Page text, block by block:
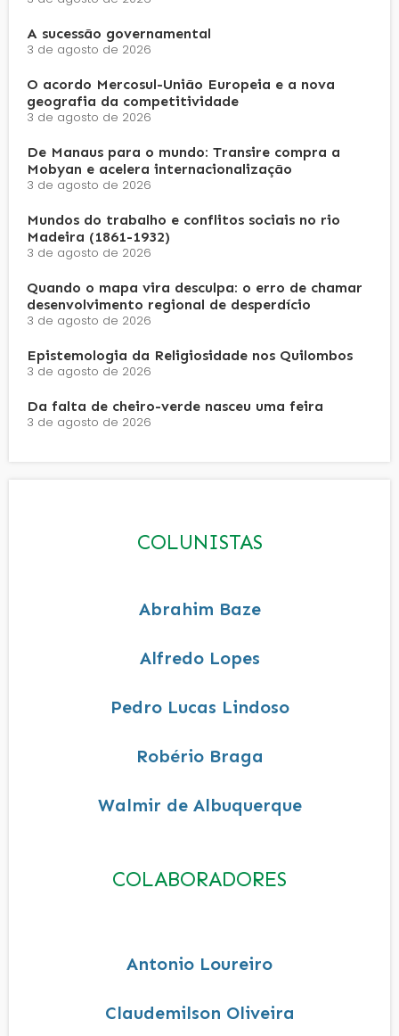
A sucessão governamental
3 de agosto de 2026
O acordo Mercosul-União Europeia e a nova
geografia da competitividade
3 de agosto de 2026
De Manaus para o mundo: Transire compra a
Mobyan e acelera internacionalização
3 de agosto de 2026
Mundos do trabalho e conflitos sociais no rio
Madeira (1861-1932)
3 de agosto de 2026
Quando o mapa vira desculpa: o erro de chamar
desenvolvimento regional de desperdício
3 de agosto de 2026
Epistemologia da Religiosidade nos Quilombos
3 de agosto de 2026
Da falta de cheiro-verde nasceu uma feira
3 de agosto de 2026
COLUNISTAS
Abrahim Baze
Alfredo Lopes
Pedro Lucas Lindoso
Robério Braga
Walmir de Albuquerque
COLABORADORES
Antonio Loureiro
Claudemilson Oliveira